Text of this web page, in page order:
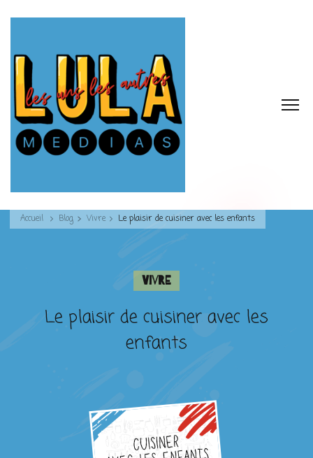
Accueil Blog Vivre Le plaisir de cuisiner avec les enfants
Vivre
Le plaisir de cuisiner avec les
enfants